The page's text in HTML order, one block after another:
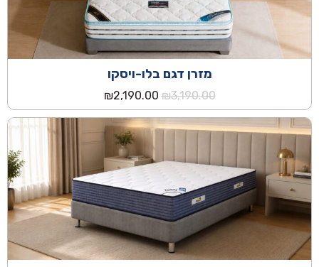
מזרן דגם בלו-ויסקו
₪3,190.00
המחיר
המקורי
היה:
₪3,190.00.
₪2,190.00
הנוכחי
הוא:
₪2,190.00.